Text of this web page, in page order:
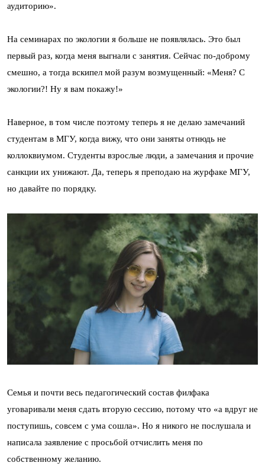
аудиторию».
На семинарах по экологии я больше не появлялась. Это был
первый раз, когда меня выгнали с занятия. Сейчас по-доброму
смешно, а тогда вскипел мой разум возмущенный: «Меня? С
экологии?! Ну я вам покажу!»
Наверное, в том числе поэтому теперь я не делаю замечаний
студентам в МГУ, когда вижу, что они заняты отнюдь не
коллоквиумом. Студенты взрослые люди, а замечания и прочие
санкции их унижают. Да, теперь я преподаю на журфаке МГУ,
но давайте по порядку.
Семья и почти весь педагогический состав филфака
уговаривали меня сдать вторую сессию, потому что «а вдруг не
поступишь, совсем с ума сошла». Но я никого не послушала и
написала заявление с просьбой отчислить меня по
собственному желанию.